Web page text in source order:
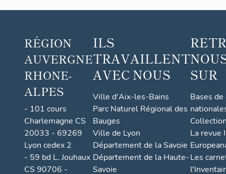
RÉGION
AUVERGNE
RHONE-
ALPES
- 101 cours
Charlemagne CS
20033 - 69269
Lyon cedex 2
- 59 bd L. Jouhaux
CS 90706 -
ILS
TRAVAILLENT
AVEC NOUS
Ville d'Aix-les-Bains
Parc Naturel Régional des
Bauges
Ville de Lyon
Département de la Savoie
Département de la Haute-
Savoie
SUR
Bases
La revue
Les